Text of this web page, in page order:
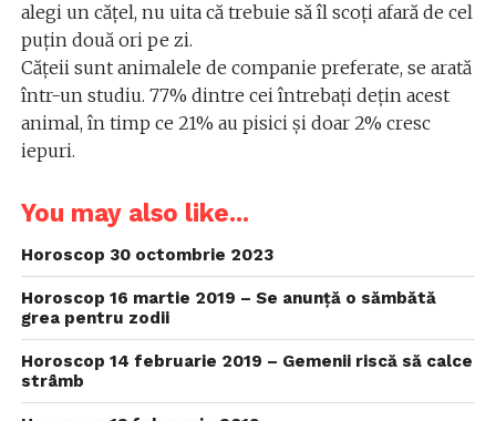
alegi un cățel, nu uita că trebuie să îl scoți afară de cel
puțin două ori pe zi.
Căţeii sunt animalele de companie preferate, se arată
într-un studiu. 77% dintre cei întrebați deţin acest
animal, în timp ce 21% au pisici şi doar 2% cresc
iepuri.
You may also like...
Horoscop 30 octombrie 2023
Horoscop 16 martie 2019 – Se anunță o sămbătă
grea pentru zodii
Horoscop 14 februarie 2019 – Gemenii riscă să calce
strâmb